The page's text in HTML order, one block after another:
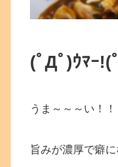
(ﾟДﾟ)ｳﾏｰ!(
うま～～～い！！
旨みが濃厚で癖